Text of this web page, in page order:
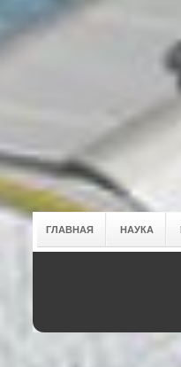
ГЛАВНАЯ НАУКА